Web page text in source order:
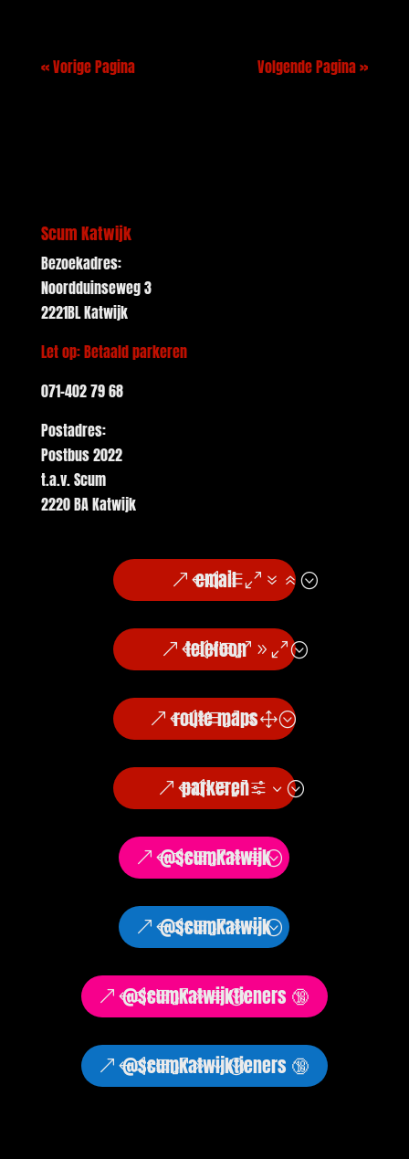
« Vorige Pagina Volgende Pagina »
Scum Katwijk
Bezoekadres:
Noordduinseweg 3
2221BL Katwijk
Let op: Betaald parkeren
071-402 79 68
Postadres:
Postbus 2022
t.a.v. Scum
2220 BA Katwijk
email
telefoon
route maps
parkeren
@scumkatwijk
@scumkatwijk
@scumkatwijktieners 🔞
@scumkatwijktieners 🔞